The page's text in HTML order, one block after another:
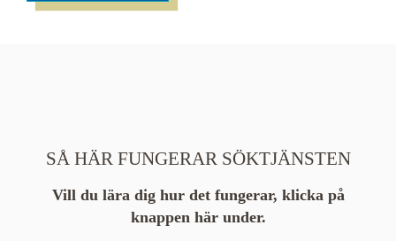
SÅ HÄR FUNGERAR SÖKTJÄNSTEN
Vill du lära dig hur det fungerar, klicka på
knappen här under.